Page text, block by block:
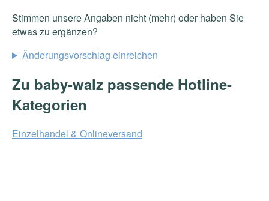
Stimmen unsere Angaben nicht (mehr) oder haben Sie
etwas zu ergänzen?
Änderungsvorschlag einreichen
Zu baby-walz passende Hotline-
Kategorien
Einzelhandel & Onlineversand